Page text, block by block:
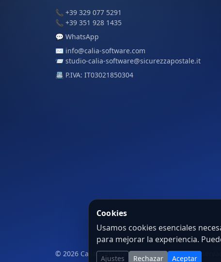
📞 +39 329 077 5291
📞 +39 351 928 1435
💬 WhatsApp
✉️ info@calia-software.com
📨 studio-calia-software@sicurezzapostale.it
📇 P.IVA: IT03021850304
© 2026 Calia Software. Todos los derechos
Cookies
Usamos cookies esenciales
para mejorar la experiencia.
Ajustes Rechazar Aceptar